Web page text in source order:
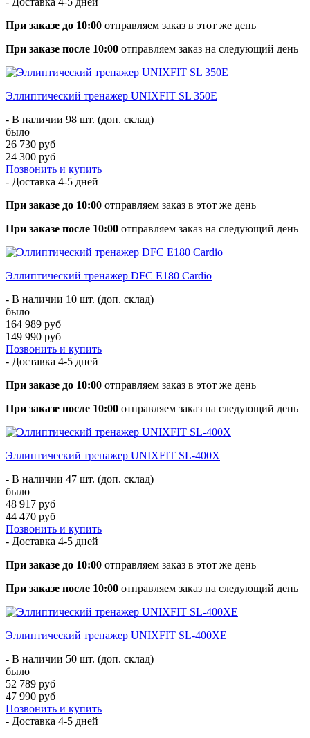
При заказе до 10:00 отправляем заказ в этот же день
При заказе после 10:00 отправляем заказ на следующий день
Эллиптический тренажер UNIXFIT SL 350Е
- В наличии 98 шт. (доп. склад)
было
26 730 руб
24 300 руб
Позвонить и купить
- Доставка 4-5 дней
При заказе до 10:00 отправляем заказ в этот же день
При заказе после 10:00 отправляем заказ на следующий день
Эллиптический тренажер DFC E180 Cardio
- В наличии 10 шт. (доп. склад)
было
164 989 руб
149 990 руб
Позвонить и купить
- Доставка 4-5 дней
При заказе до 10:00 отправляем заказ в этот же день
При заказе после 10:00 отправляем заказ на следующий день
Эллиптический тренажер UNIXFIT SL-400X
- В наличии 47 шт. (доп. склад)
было
48 917 руб
44 470 руб
Позвонить и купить
- Доставка 4-5 дней
При заказе до 10:00 отправляем заказ в этот же день
При заказе после 10:00 отправляем заказ на следующий день
Эллиптический тренажер UNIXFIT SL-400XE
- В наличии 50 шт. (доп. склад)
было
52 789 руб
47 990 руб
Позвонить и купить
- Доставка 4-5 дней